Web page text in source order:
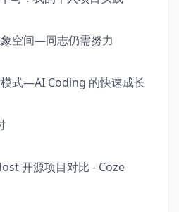
空间—同志仍需努力
式—AI Coding 的快速成长
开源项目对比 - Coze